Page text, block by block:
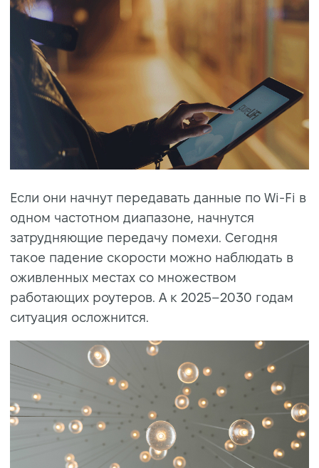
Если они начнут передавать данные по Wi-Fi в
одном частотном диапазоне, начнутся
затрудняющие передачу помехи. Сегодня
такое падение скорости можно наблюдать в
оживленных местах со множеством
работающих роутеров. А к 2025–2030 годам
ситуация осложнится.